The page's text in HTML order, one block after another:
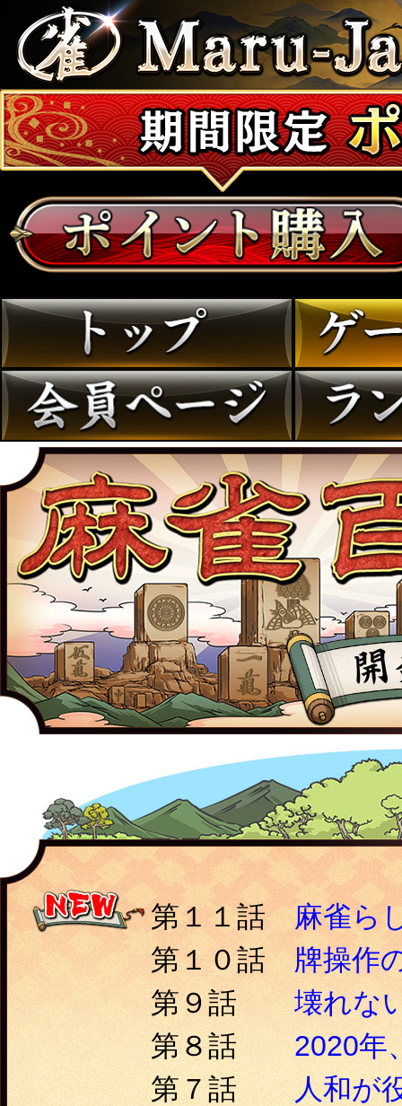
第１１話
麻雀ら
第１０話
牌操作
第９話
壊れな
第８話
2020年
第７話
人和が